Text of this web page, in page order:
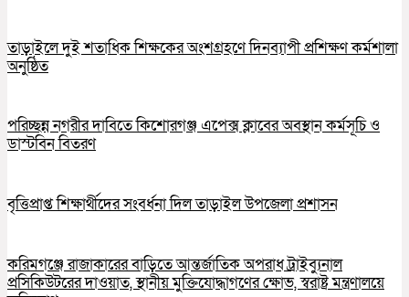
তাড়াইলে দুই শতাধিক শিক্ষকের অংশগ্রহণে দিনব্যাপী প্রশিক্ষণ কর্মশালা
অনুষ্ঠিত
পরিচ্ছন্ন নগরীর দাবিতে কিশোরগঞ্জ এপেক্স ক্লাবের অবস্থান কর্মসূচি ও
ডাস্টবিন বিতরণ
বৃত্তিপ্রাপ্ত শিক্ষার্থীদের সংবর্ধনা দিল তাড়াইল উপজেলা প্রশাসন
করিমগঞ্জে রাজাকারের বাড়িতে আন্তর্জাতিক অপরাধ ট্রাইব্যুনাল
প্রসিকিউটরের দাওয়াত, স্থানীয় মুক্তিযোদ্ধাগণের ক্ষোভ, স্বরাষ্ট্র মন্ত্রণালয়ে